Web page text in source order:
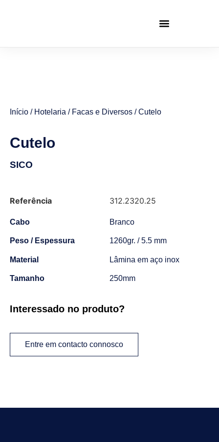
Início / Hotelaria / Facas e Diversos / Cutelo
Cutelo
SICO
Referência 312.2320.25
Cabo Branco
Peso / Espessura 1260gr. / 5.5 mm
Material Lâmina em aço inox
Tamanho 250mm
Interessado no produto?
Entre em contacto connosco